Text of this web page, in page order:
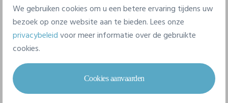
5 beschikbare maten
M L XL XXL
We gebruiken cookies om u een betere ervaring tijdens uw
bezoek op onze website aan te bieden. Lees onze
privacybeleidvoor meer informatie over de gebruikte
cookies.
Cookies aanvaarden